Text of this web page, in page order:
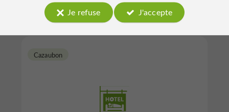
Cazaubon
Je refuse
J'accepte